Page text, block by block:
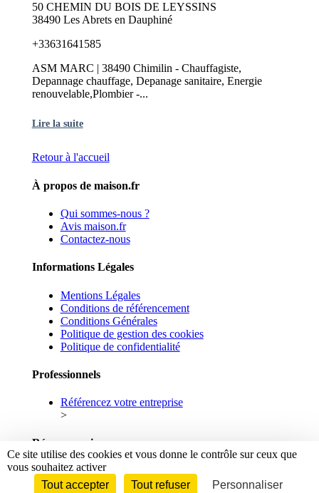
50 CHEMIN DU BOIS DE LEYSSINS
38490 Les Abrets en Dauphiné
+33631641585
ASM MARC | 38490 Chimilin - Chauffagiste,
Depannage chauffage, Depanage sanitaire, Energie
renouvelable,Plombier -...
Lire la suite
Retour à l'accueil
À propos de maison.fr
Qui sommes-nous ?
Avis maison.fr
Contactez-nous
Informations Légales
Mentions Légales
Conditions de référencement
Conditions Générales
Politique de gestion des cookies
Politique de confidentialité
Professionnels
Référencez votre entreprise
>
Réseaux sociaux
Facebook
Linkedin
Ce site utilise des cookies et vous donne le contrôle sur ceux que
vous souhaitez activer
Tout accepter
Tout refuser Personnaliser